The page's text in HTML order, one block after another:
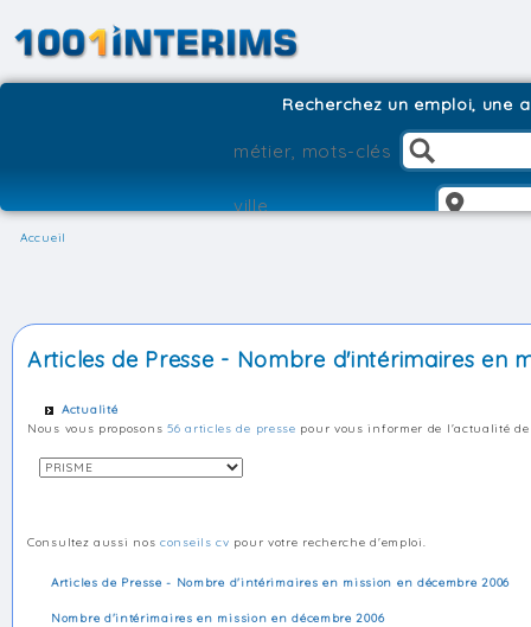
Recherchez un emploi, une
Accueil
Articles de Presse - Nombre d'intérimaires en
Actualité
Nous vous proposons 56 articles de presse pour vous informer de l'actualité
Consultez aussi nos conseils cv pour votre recherche d'emploi.
Articles de Presse - Nombre d'intérimaires en mission en décembre 2006
Nombre d'intérimaires en mission en décembre 2006